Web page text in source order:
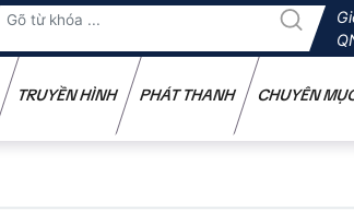
TRUYỀN HÌNH PHÁT THANH CHUYÊN